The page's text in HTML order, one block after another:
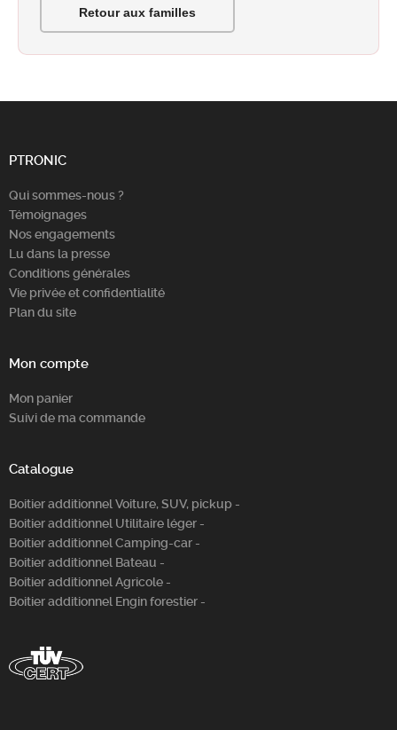
Retour aux familles
PTRONIC
Qui sommes-nous ?
Témoignages
Nos engagements
Lu dans la presse
Conditions générales
Vie privée et confidentialité
Plan du site
Mon compte
Mon panier
Suivi de ma commande
Catalogue
Boitier additionnel Voiture, SUV, pickup -
Boitier additionnel Utilitaire léger -
Boitier additionnel Camping-car -
Boitier additionnel Bateau -
Boitier additionnel Agricole -
Boitier additionnel Engin forestier -